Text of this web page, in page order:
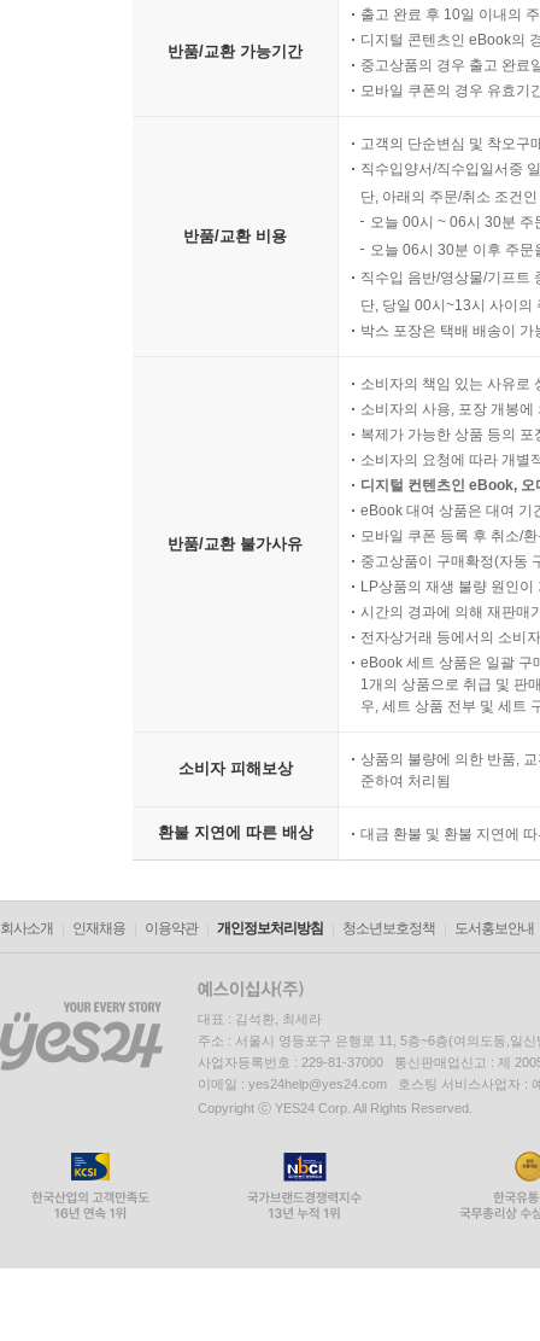
반품/교환 가능기간
출고 완료 후 10일 이내의
디지털 콘텐츠인 eBook의
중고상품의 경우 출고 완료
모바일 쿠폰의 경우 유효기
반품/교환 비용
고객의 단순변심 및 착오구
직수입양서/직수입일서중
단, 아래의 주문/취소 조건
오늘 00시 ~ 06시 30분
오늘 06시 30분 이후 주
직수입 음반/영상물/기프트
단, 당일 00시~13시 사이의
박스 포장은 택배 배송이
반품/교환 불가사유
소비자의 책임 있는 사유로
소비자의 사용, 포장 개봉
복제가 가능한 상품 등의
소비자의 요청에 따라 개별
디지털 컨텐츠인 eBook,
eBook 대여 상품은 대여 기
모바일 쿠폰 등록 후 취소/
중고상품이 구매확정(자동
LP상품의 재생 불량 원인
시간의 경과에 의해 재판매
전자상거래 등에서의 소비
eBook 세트 상품은 일괄 구
1개의 상품으로 취급 및 판
우, 세트 상품 전부 및 세트
소비자 피해보상
상품의 불량에 의한 반품,
준하여 처리됨
환불 지연에 따른 배상 대금 환불 및 환불 지연에
회사소개 인재채용 이용약관 개인정보처리방침 청소년보호정책 도서홍보안내
대표 : 김석환, 최세라
주소 : 서울시 영등포구 은행로 11, 5층~6층(여의도동,일신
사업자등록번호 : 229-81-37000 통신판매업신고 : 제
이메일 : yes24help@yes24.com 호스팅 서비스사업자 :
Copyright ⓒ YES24 Corp. All Rights Reserved.